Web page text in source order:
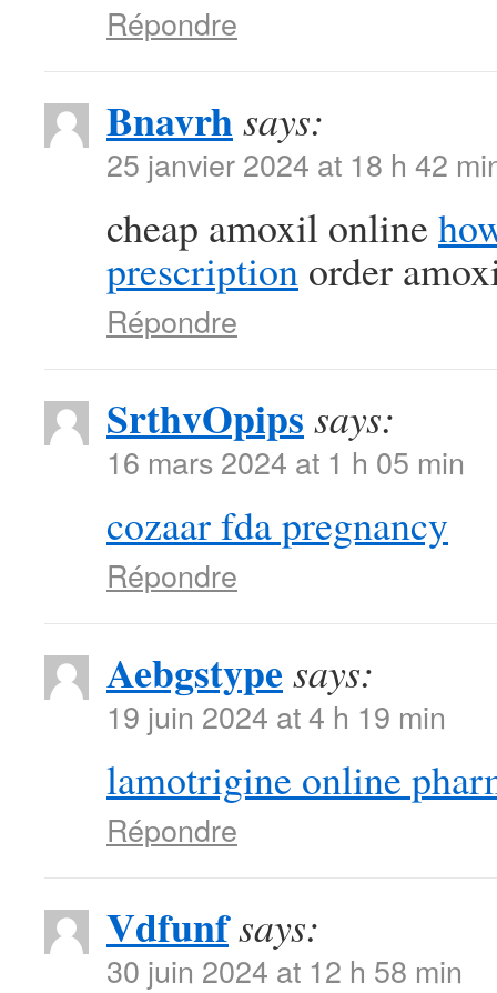
Répondre
Bnavrhsays:
25 janvier 2024 at 18 h 42
cheap amoxil online
prescription order
Répondre
SrthvOpips says:
16 mars 2024 at 1 h 05 min
cozaar fda pregnancy
Répondre
Aebgstype says:
19 juin 2024 at 4 h 19 min
lamotrigine online
Répondre
Vdfunfsays:
30 juin 2024 at 12 h 58 min